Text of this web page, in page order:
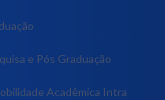
e Pós Graduação
Acadêmica Intra